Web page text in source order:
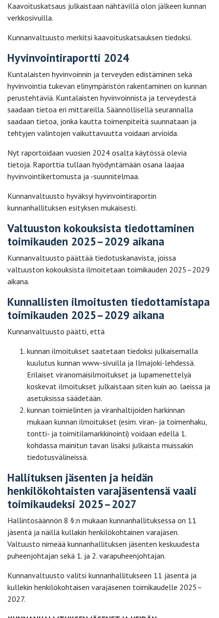
Kaavoituskatsaus julkaistaan nähtävillä olon jälkeen kunnan
verkkosivuilla.
Kunnanvaltuusto merkitsi kaavoituskatsauksen tiedoksi.
Hyvinvointiraportti 2024
Kuntalaisten hyvinvoinnin ja terveyden edistäminen sekä
hyvinvointia tukevan elinympäristön rakentaminen on kunnan
perustehtäviä. Kuntalaisten hyvinvoinnista ja terveydestä
saadaan tietoa eri mittareilla. Säännöllisellä seurannalla
saadaan tietoa, jonka kautta toimenpiteitä suunnataan ja
tehtyjen valintojen vaikuttavuutta voidaan arvioida.
Nyt raportoidaan vuosien 2024 osalta käytössä olevia
tietoja. Raporttia tullaan hyödyntämään osana laajaa
hyvinvointikertomusta ja -suunnitelmaa.
Kunnanvaltuusto hyväksyi hyvinvointiraportin
kunnanhallituksen esityksen mukaisesti.
Valtuuston kokouksista tiedottaminen
toimikauden 2025–2029 aikana
Kunnanvaltuusto päättää tiedotuskanavista, joissa
valtuuston kokouksista ilmoitetaan toimikauden 2025–2029
aikana.
Kunnallisten ilmoitusten tiedottamistapa
toimikauden 2025–2029 aikana
Kunnanvaltuusto päätti, että
kunnan ilmoitukset saatetaan tiedoksi julkaisemalla
kuulutus kunnan www-sivuilla ja Ilmajoki-lehdessä.
Erilaiset viranomaisilmoitukset ja lupamenettelyä
koskevat ilmoitukset julkaistaan siten kuin ao. laeissa ja
asetuksissa säädetään.
kunnan toimielinten ja viranhaltijoiden harkinnan
mukaan kunnan ilmoitukset (esim. viran- ja toimenhaku,
tontti- ja toimitilamarkkinointi) voidaan edellä 1.
kohdassa mainitun tavan lisäksi julkaista muissakin
tiedotusvälineissä.
Hallituksen jäsenten ja heidän
henkilökohtaisten varajäsentensä vaali
toimikaudeksi 2025–2027
Hallintosäännön 8 §:n mukaan kunnanhallituksessa on 11
jäsentä ja näillä kullakin henkilökohtainen varajäsen.
Valtuusto nimeää kunnanhallituksen jäsenten keskuudesta
puheenjohtajan sekä 1. ja 2. varapuheenjohtajan.
Kunnanvaltuusto valitsi kunnanhallitukseen 11 jäsentä ja
kullekin henkilökohtaisen varajäsenen toimikaudelle 2025–
2027.